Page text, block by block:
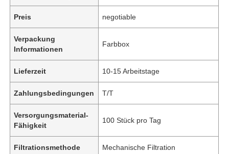
Preis negotiable
Verpackung
Informationen
Farbbox
Lieferzeit 10-15 Arbeitstage
Zahlungsbedingungen T/T
Versorgungsmaterial-
Fähigkeit
100 Stück pro Tag
Filtrationsmethode Mechanische Filtration